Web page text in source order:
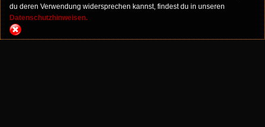
du deren Verwendung widersprechen kannst, findest du in unseren
Datenschutzhinweisen.